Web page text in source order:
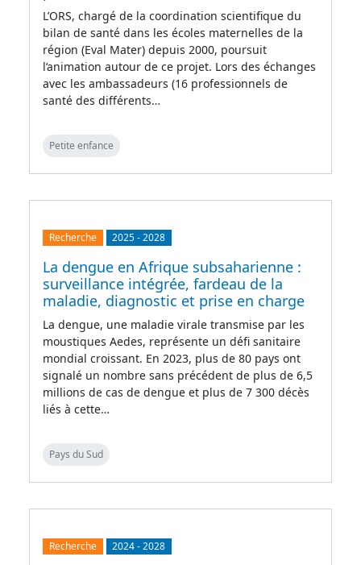
L’ORS, chargé de la coordination scientifique du
bilan de santé dans les écoles maternelles de la
région (Eval Mater) depuis 2000, poursuit
l’animation autour de ce projet. Lors des échanges
avec les ambassadeurs (16 professionnels de
santé des différents…
Petite enfance
Recherche 2025-2028
La dengue en Afrique subsaharienne :
surveillance intégrée, fardeau de la
maladie, diagnostic et prise en charge
La dengue, une maladie virale transmise par les
moustiques Aedes, représente un défi sanitaire
mondial croissant. En 2023, plus de 80 pays ont
signalé un nombre sans précédent de plus de 6,5
millions de cas de dengue et plus de 7 300 décès
liés à cette…
Pays du Sud
Recherche 2024-2028